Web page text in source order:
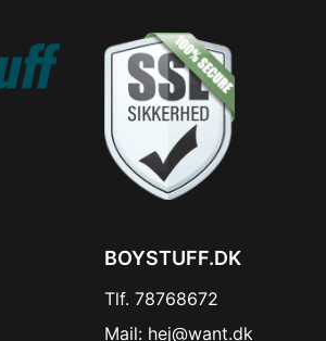
BOYSTUFF.DK
Tlf. 78768672
Mail: hej@want.dk